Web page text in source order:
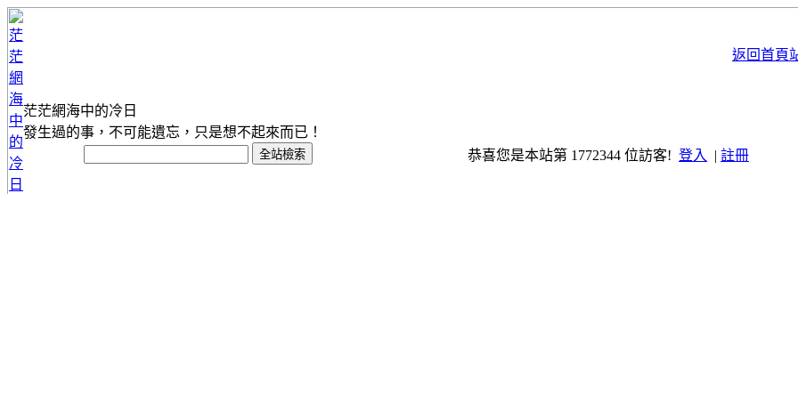
返回首頁
茫茫網海中的冷日
發生過的事，不可能遺忘，只是想不起來而已！
恭喜您是本站第 1772344 位訪客! 登入 | 註冊